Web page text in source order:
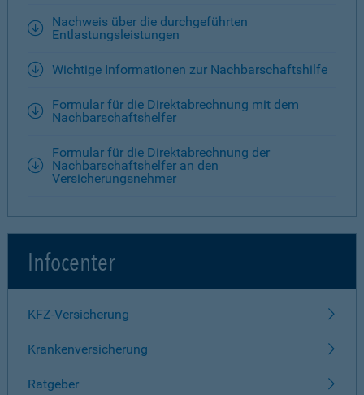
Nachweis über die durchgeführten
Entlastungsleistungen
Wichtige Informationen zur Nachbarschaftshilfe
Formular für die Direktabrechnung mit dem
Nachbarschaftshelfer
Formular für die Direktabrechnung der
Nachbarschaftshelfer an den
Versicherungsnehmer
Infocenter
KFZ-Versicherung
Krankenversicherung
Ratgeber